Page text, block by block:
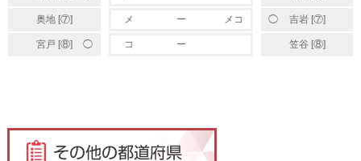
奥地 [⑦] メ ー メコ 吉岩 [⑦]
◯
宮戸 [⑧] ◯ コ ー 笠谷 [⑧]